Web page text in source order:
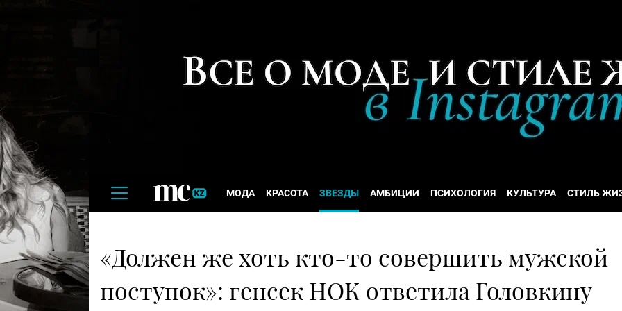
МОДА КРАСОТА ЗВЕЗДЫ АМБИЦИИ ПСИХОЛОГИЯ КУЛЬТУРА СТИЛЬ
«Должен же хоть кто-то совершить мужской
поступок»: генсек НОК ответила Головкину